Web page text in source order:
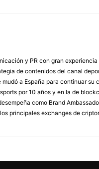
y PR con gran
de contenidos del canal
a España para continuar su
por 10 años y en la de
como Brand
principales exchanges de